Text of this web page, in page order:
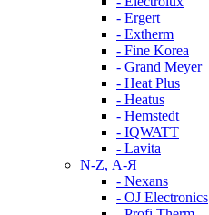
- Ergert
- Extherm
- Fine Korea
- Grand Meyer
- Heat Plus
- Heatus
- Hemstedt
- IQWATT
- Lavita
N-Z, А-Я
- Nexans
- OJ Electronics